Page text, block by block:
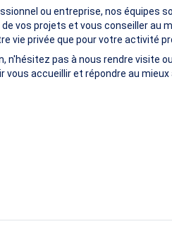
ou entreprise, nos équipes
vos projets et vous conseiller au
vie privée que pour votre activité
n'hésitez pas à nous rendre visite
vous accueillir et répondre au